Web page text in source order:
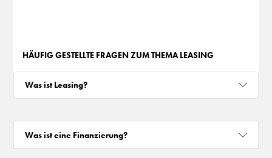
HÄUFIG GESTELLTE FRAGEN ZUM THEMA LEASING
Was ist Leasing?
Was ist eine Finanzierung?